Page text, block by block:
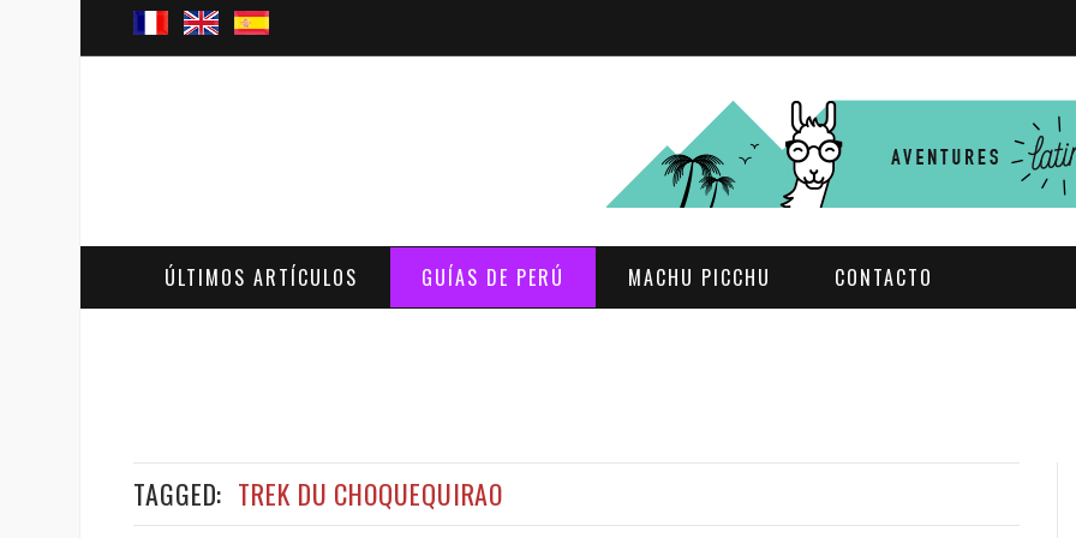
ÚLTIMOS ARTÍCULOS GUÍAS DE PERÚ MACHU PICCHU CONTACTO
TAGGED: TREK DU CHOQUEQUIRAO